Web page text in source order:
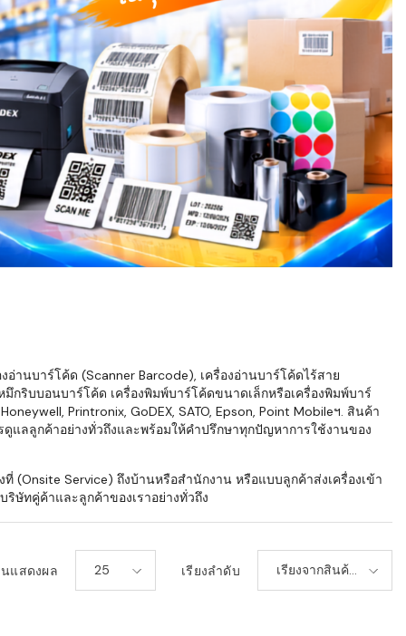
านบาร์โค้ด (Scanner Barcode), เครื่องอ่านบาร์โค้ดไร้สาย
กริบบอนบาร์โค้ด เครื่องพิมพ์บาร์โค้ดขนาดเล็กหรือเครื่องพิมพ์บาร์
Printronix, GoDEX, SATO, Epson, Point Mobileฯ. สินค้า
แลลูกค้าอย่างทั่วถึงและพร้อมให้คำปรึกษาทุกปัญหาการใช้งานของ
(Onsite Service) ถึงบ้านหรือสำนักงาน หรือแบบลูกค้าส่งเครื่องเข้า
ษัทคู่ค้าและลูกค้าของเราอย่างทั่วถึง
แสดงผล 25 เรียงลำดับ
เรียงจากสินค้า
เก่า-ใหม่